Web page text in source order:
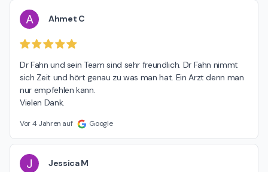
A Ahmet C
Dr Fahn und sein Team sind sehr freundlich. Dr Fahn nimmt
sich Zeit und hört genau zu was man hat. Ein Arzt denn man
nur empfehlen kann.
Vielen Dank.
Vor 4 Jahren auf Google
J Jessica M